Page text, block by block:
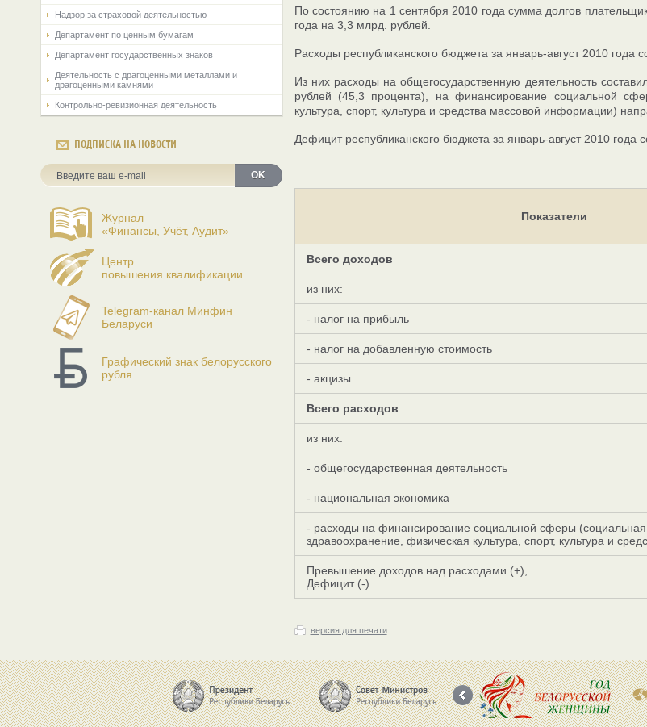
Надзор за страховой деятельностью
Департамент по ценным бумагам
Департамент государственных знаков
Деятельность с драгоценными металлами и
драгоценными камнями
Контрольно-ревизионная деятельность
ПОДПИСКА НА НОВОСТИ
OK
Журнал
«Финансы, Учёт, Аудит»
Центр
повышения квалификации
Telegram-канал Минфин
Беларуси
Графический знак белорусского
рубля
По состоянию на 1 сентября 2010 года сумма долгов
года на 3,3 млрд. рублей.
Расходы республиканского бюджета за январь-август 2010 года
Из них расходы на общегосударственную деятельность
рублей (45,3 процента), на финансирование социальной
культура, спорт, культура и средства массовой информации)
Дефицит республиканского бюджета за январь-август 2010 года
Показатели
Всего доходов
из них:
- налог на прибыль
- налог на добавленную стоимость
- акцизы
Всего расходов
из них:
- общегосударственная деятельность
- национальная экономика
- расходы на финансирование социальной сферы (социальная
здравоохранение, физическая культура, спорт, культура и
Превышение доходов над расходами (+),
Дефицит (-)
версия для печати